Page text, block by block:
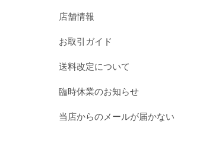
店舗情報
お取引ガイド
送料改定について
臨時休業のお知らせ
当店からのメールが届かない